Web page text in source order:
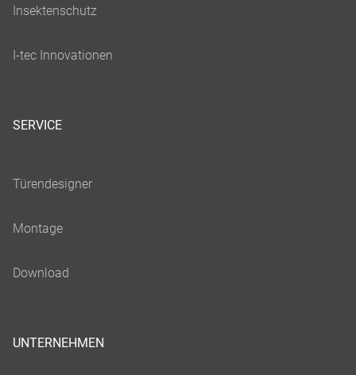
SERVICE
UNTERNEHMEN